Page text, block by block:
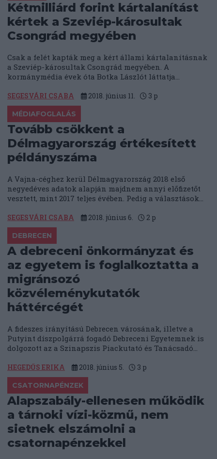
Kétmilliárd forint kártalanítást
kértek a Szeviép-károsultak
Csongrád megyében
Csak a felét kapták meg a kért állami kártalanításnak
a Szeviép-károsultak Csongrád megyében. A
kormánymédia évek óta Botka Lászlót láttatja...
SEGESVÁRI CSABA 2018. június 11. 3 p
MÉDIAFOGLALÁS
Tovább csökkent a
Délmagyarország értékesített
példányszáma
A Vajna-céghez kerül Délmagyarország 2018 első
negyedéves adatok alapján majdnem annyi előfizetőt
vesztett, mint 2017 teljes évében. Pedig a választások...
SEGESVÁRI CSABA 2018. június 6. 2 p
DEBRECEN
A debreceni önkormányzat és
az egyetem is foglalkoztatta a
migránsozó
közvéleménykutatók
háttércégét
A fideszes irányítású Debrecen városának, illetve a
Putyint díszpolgárrá fogadó Debreceni Egyetemnek is
dolgozott az a Szinapszis Piackutató és Tanácsadó...
HEGEDŰS ERIKA 2018. június 5. 3 p
CSATORNAPÉNZEK
Alapszabály-ellenesen működik
a tárnoki vízi-közmű, nem
sietnek elszámolni a
csatornapénzekkel